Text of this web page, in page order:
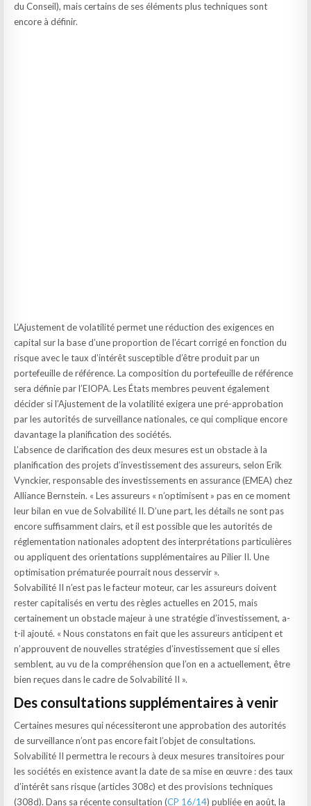
du Conseil), mais certains de ses éléments plus techniques sont
encore à définir.
L’Ajustement de volatilité permet une réduction des exigences en
capital sur la base d’une proportion de l’écart corrigé en fonction du
risque avec le taux d’intérêt susceptible d’être produit par un
portefeuille de référence. La composition du portefeuille de référence
sera définie par l’EIOPA. Les États membres peuvent également
décider si l’Ajustement de la volatilité exigera une pré-approbation
par les autorités de surveillance nationales, ce qui complique encore
davantage la planification des sociétés.
L’absence de clarification des deux mesures est un obstacle à la
planification des projets d’investissement des assureurs, selon Erik
Vynckier, responsable des investissements en assurance (EMEA) chez
Alliance Bernstein. « Les assureurs « n’optimisent » pas en ce moment
leur bilan en vue de Solvabilité II. D’une part, les détails ne sont pas
encore suffisamment clairs, et il est possible que les autorités de
réglementation nationales adoptent des interprétations particulières
ou appliquent des orientations supplémentaires au Pilier II. Une
optimisation prématurée pourrait nous desservir ».
Solvabilité II n’est pas le facteur moteur, car les assureurs doivent
rester capitalisés en vertu des règles actuelles en 2015, mais
certainement un obstacle majeur à une stratégie d’investissement, a-
t-il ajouté. « Nous constatons en fait que les assureurs anticipent et
n’approuvent de nouvelles stratégies d’investissement que si elles
semblent, au vu de la compréhension que l’on en a actuellement, être
bien reçues dans le cadre de Solvabilité II ».
Des consultations supplémentaires à venir
Certaines mesures qui nécessiteront une approbation des autorités
de surveillance n’ont pas encore fait l’objet de consultations.
Solvabilité II permettra le recours à deux mesures transitoires pour
les sociétés en existence avant la date de sa mise en œuvre : des taux
d’intérêt sans risque (articles 308c) et des provisions techniques
(308d). Dans sa récente consultation (CP 16/14) publiée en août, la